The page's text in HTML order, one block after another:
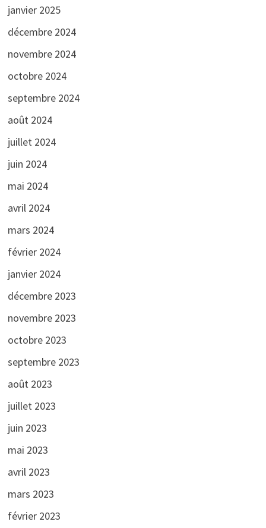
janvier 2025
décembre 2024
novembre 2024
octobre 2024
septembre 2024
août 2024
juillet 2024
juin 2024
mai 2024
avril 2024
mars 2024
février 2024
janvier 2024
décembre 2023
novembre 2023
octobre 2023
septembre 2023
août 2023
juillet 2023
juin 2023
mai 2023
avril 2023
mars 2023
février 2023